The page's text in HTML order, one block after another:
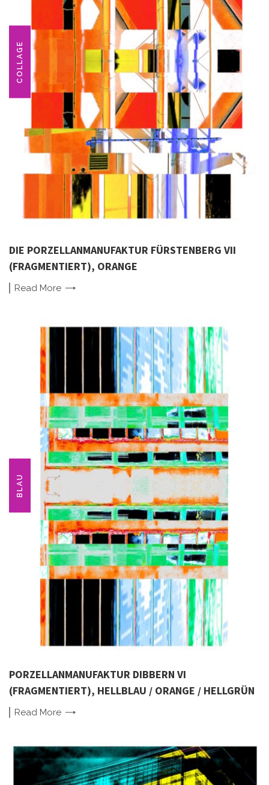
COLLAGE
DIE PORZELLANMANUFAKTUR FÜRSTENBERG VII
(FRAGMENTIERT), ORANGE
Read More
BLAU
PORZELLANMANUFAKTUR DIBBERN VI
(FRAGMENTIERT), HELLBLAU / ORANGE / HELLGRÜN
Read More